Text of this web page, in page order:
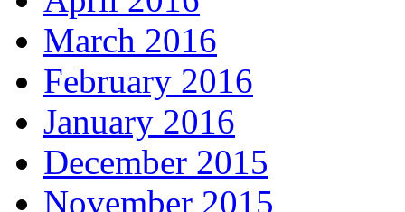
March 2016
February 2016
January 2016
December 2015
November 2015